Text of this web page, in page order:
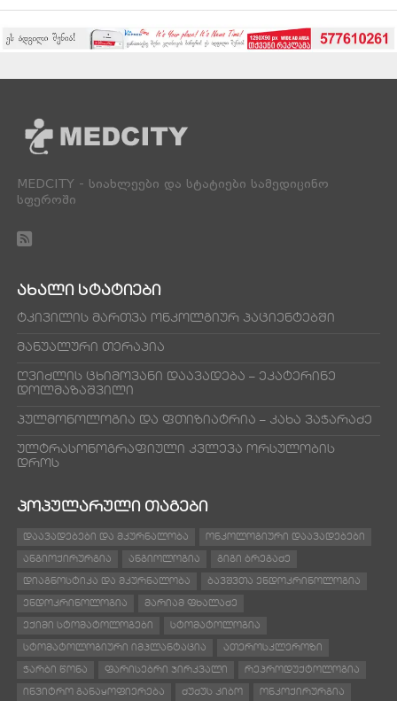
MEDCITY - სიახლეები და სტატიები სამედიცინო
სფეროში
ᲐᲮᲐᲚᲘ ᲡᲢᲐᲢᲘᲔᲑᲘ
ტკივილის მართვა ონკოლგიურ პაციენტებში
მანუალური თერაპია
ღვიძლის ცხიმოვანი დაავადება – ეკატერინე
დოლმაზაშვილი
პულმონოლოგია და ფთიზიატრია – კახა ვაჭარაძე
ულტრასონოგრაფიული კვლევა ორსულობის
დროს
ᲞᲝᲞᲣᲚᲐᲠᲣᲚᲘ ᲗᲐᲒᲔᲑᲘ
ᲓᲐᲐᲕᲐᲓᲔᲑᲔᲑᲘ ᲓᲐ ᲛᲙᲣᲠᲜᲐᲚᲝᲑᲐ ᲝᲜᲙᲝᲚᲝᲒᲘᲣᲠᲘ ᲓᲐᲐᲕᲐᲓᲔᲑᲔᲑᲘ
ᲐᲜᲒᲘᲝᲥᲘᲠᲣᲠᲒᲘᲐ ᲐᲜᲒᲘᲝᲚᲝᲒᲘᲐ ᲒᲘᲒᲘ ᲑᲠᲔᲒᲐᲫᲔ
ᲓᲘᲐᲒᲜᲝᲡᲢᲘᲙᲐ ᲓᲐ ᲛᲙᲣᲠᲜᲐᲚᲝᲑᲐ ᲑᲐᲕᲨᲕᲗᲐ ᲔᲜᲓᲝᲙᲠᲘᲜᲝᲚᲝᲒᲘᲐ
ᲔᲜᲓᲝᲙᲠᲘᲜᲝᲚᲝᲒᲘᲐ ᲛᲐᲠᲘᲐᲛ ᲤᲮᲐᲚᲐᲫᲔ
ᲔᲥᲘᲛᲘ ᲡᲢᲝᲛᲐᲢᲝᲚᲝᲒᲔᲑᲘ ᲡᲢᲝᲛᲐᲢᲝᲚᲝᲒᲘᲐ
ᲡᲢᲝᲛᲐᲢᲝᲚᲝᲒᲘᲣᲠᲘ ᲘᲛᲞᲚᲐᲜᲢᲐᲪᲘᲐ ᲐᲗᲔᲠᲝᲡᲙᲚᲔᲠᲝᲖᲘ
ᲭᲐᲠᲑᲘ ᲬᲝᲜᲐ ᲤᲐᲠᲘᲡᲔᲑᲠᲘ ᲯᲘᲠᲙᲕᲐᲚᲘ ᲠᲔᲞᲠᲝᲓᲣᲥᲢᲝᲚᲝᲒᲘᲐ
ᲘᲜᲕᲘᲢᲠᲝ ᲒᲐᲜᲐᲧᲝᲤᲘᲔᲠᲔᲑᲐ ᲫᲣᲫᲣᲡ ᲙᲘᲑᲝ ᲝᲜᲙᲝᲥᲘᲠᲣᲠᲒᲘᲐ